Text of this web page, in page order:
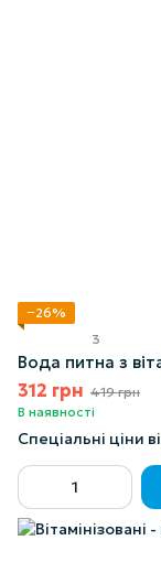
−26%
3
Вода питна з
312 грн 419 грн
В наявності
Спеціальні ціни